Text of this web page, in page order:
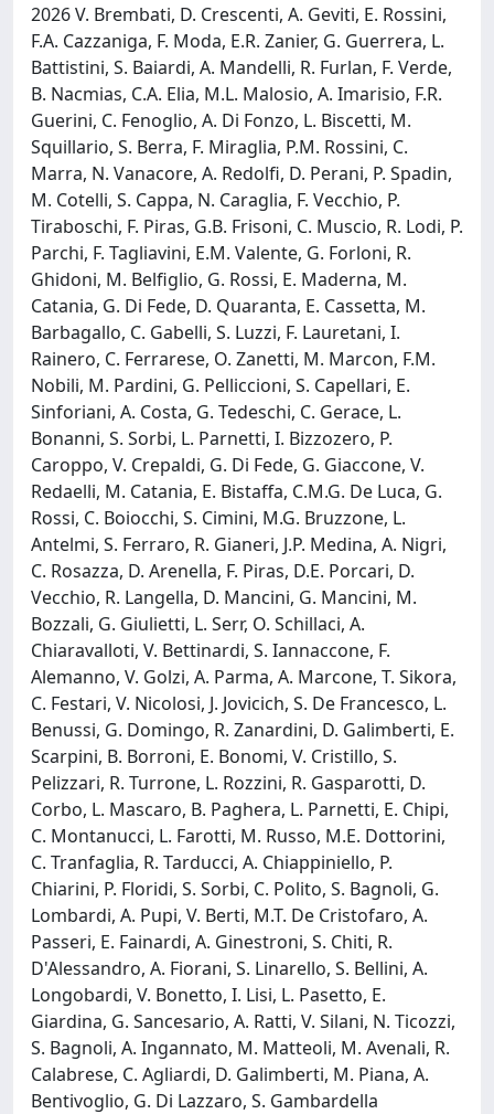
2026 V. Brembati, D. Crescenti, A. Geviti, E. Rossini,
F.A. Cazzaniga, F. Moda, E.R. Zanier, G. Guerrera, L.
Battistini, S. Baiardi, A. Mandelli, R. Furlan, F. Verde,
B. Nacmias, C.A. Elia, M.L. Malosio, A. Imarisio, F.R.
Guerini, C. Fenoglio, A. Di Fonzo, L. Biscetti, M.
Squillario, S. Berra, F. Miraglia, P.M. Rossini, C.
Marra, N. Vanacore, A. Redolfi, D. Perani, P. Spadin,
M. Cotelli, S. Cappa, N. Caraglia, F. Vecchio, P.
Tiraboschi, F. Piras, G.B. Frisoni, C. Muscio, R. Lodi, P.
Parchi, F. Tagliavini, E.M. Valente, G. Forloni, R.
Ghidoni, M. Belfiglio, G. Rossi, E. Maderna, M.
Catania, G. Di Fede, D. Quaranta, E. Cassetta, M.
Barbagallo, C. Gabelli, S. Luzzi, F. Lauretani, I.
Rainero, C. Ferrarese, O. Zanetti, M. Marcon, F.M.
Nobili, M. Pardini, G. Pelliccioni, S. Capellari, E.
Sinforiani, A. Costa, G. Tedeschi, C. Gerace, L.
Bonanni, S. Sorbi, L. Parnetti, I. Bizzozero, P.
Caroppo, V. Crepaldi, G. Di Fede, G. Giaccone, V.
Redaelli, M. Catania, E. Bistaffa, C.M.G. De Luca, G.
Rossi, C. Boiocchi, S. Cimini, M.G. Bruzzone, L.
Antelmi, S. Ferraro, R. Gianeri, J.P. Medina, A. Nigri,
C. Rosazza, D. Arenella, F. Piras, D.E. Porcari, D.
Vecchio, R. Langella, D. Mancini, G. Mancini, M.
Bozzali, G. Giulietti, L. Serr, O. Schillaci, A.
Chiaravalloti, V. Bettinardi, S. Iannaccone, F.
Alemanno, V. Golzi, A. Parma, A. Marcone, T. Sikora,
C. Festari, V. Nicolosi, J. Jovicich, S. De Francesco, L.
Benussi, G. Domingo, R. Zanardini, D. Galimberti, E.
Scarpini, B. Borroni, E. Bonomi, V. Cristillo, S.
Pelizzari, R. Turrone, L. Rozzini, R. Gasparotti, D.
Corbo, L. Mascaro, B. Paghera, L. Parnetti, E. Chipi,
C. Montanucci, L. Farotti, M. Russo, M.E. Dottorini,
C. Tranfaglia, R. Tarducci, A. Chiappiniello, P.
Chiarini, P. Floridi, S. Sorbi, C. Polito, S. Bagnoli, G.
Lombardi, A. Pupi, V. Berti, M.T. De Cristofaro, A.
Passeri, E. Fainardi, A. Ginestroni, S. Chiti, R.
D'Alessandro, A. Fiorani, S. Linarello, S. Bellini, A.
Longobardi, V. Bonetto, I. Lisi, L. Pasetto, E.
Giardina, G. Sancesario, A. Ratti, V. Silani, N. Ticozzi,
S. Bagnoli, A. Ingannato, M. Matteoli, M. Avenali, R.
Calabrese, C. Agliardi, D. Galimberti, M. Piana, A.
Bentivoglio, G. Di Lazzaro, S. Gambardella